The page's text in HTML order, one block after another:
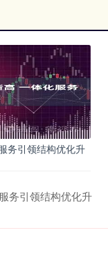
务引领结构优化升
务引领结构优化升